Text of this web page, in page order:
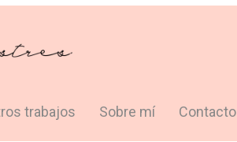
trabajos Sobre mí Contacto